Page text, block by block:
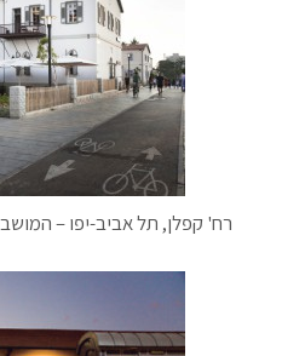
רח' קפלן, תל אביב-יפו –